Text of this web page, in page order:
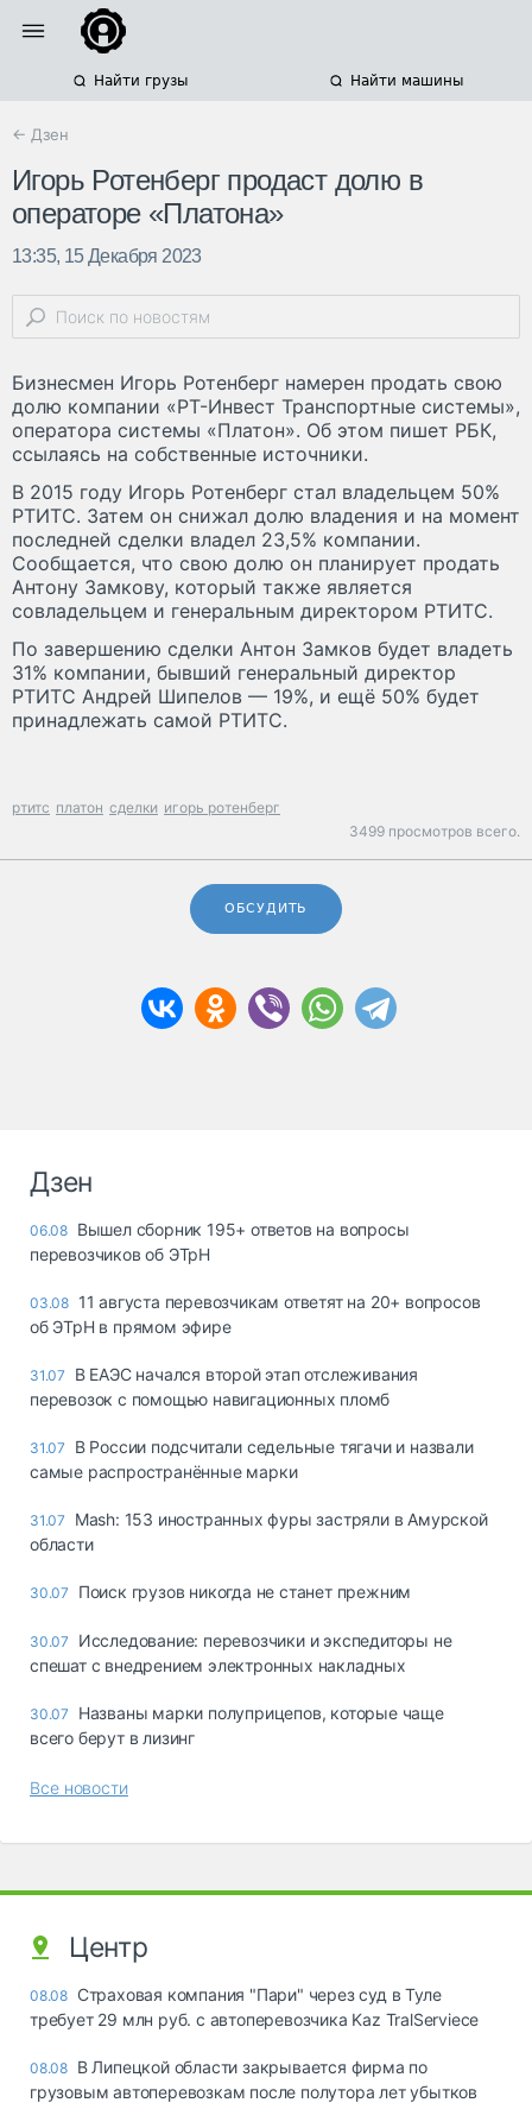
Найти грузы Найти машины
← Дзен
Игорь Ротенберг продаст долю в
операторе «Платона»
13:35, 15 Декабря 2023
Бизнесмен Игорь Ротенберг намерен продать свою
долю компании «РТ-Инвест Транспортные системы»,
оператора системы «Платон». Об этом пишет РБК,
ссылаясь на собственные источники.
В 2015 году Игорь Ротенберг стал владельцем 50%
РТИТС. Затем он снижал долю владения и на момент
последней сделки владел 23,5% компании.
Сообщается, что свою долю он планирует продать
Антону Замкову, который также является
совладельцем и генеральным директором РТИТС.
По завершению сделки Антон Замков будет владеть
31% компании, бывший генеральный директор
РТИТС Андрей Шипелов — 19%, и ещё 50% будет
принадлежать самой РТИТС.
ртитс платон сделки игорь ротенберг
3499 просмотров всего.
ОБСУДИТЬ
Дзен
06.08 Вышел сборник 195+ ответов на вопросы
перевозчиков об ЭТрН
03.08 11 августа перевозчикам ответят на 20+ вопросов
об ЭТрН в прямом эфире
31.07
В ЕАЭС начался второй этап отслеживания
перевозок с помощью навигационных пломб
31.07
В России подсчитали седельные тягачи и назвали
самые распространённые марки
31.07
Mash: 153 иностранных фуры застряли в Амурской
области
30.07 Поиск грузов никогда не станет прежним
30.07
Исследование: перевозчики и экспедиторы не
спешат с внедрением электронных накладных
30.07
Названы марки полуприцепов, которые чаще
всего берут в лизинг
Все новости
Центр
08.08 Страховая компания "Пари" через суд в Туле
требует 29 млн руб. с автоперевозчика Kaz TralServiece
08.08 В Липецкой области закрывается фирма по
грузовым автоперевозкам после полутора лет убытков